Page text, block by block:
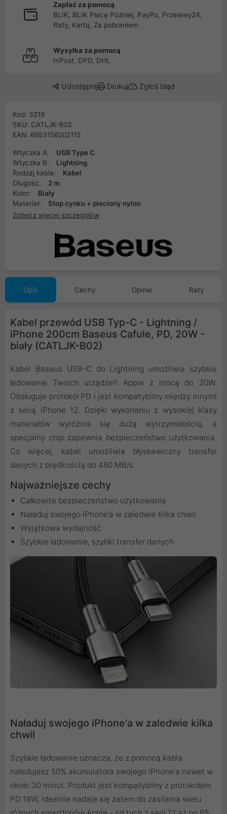
Zapłać za pomocą
BLIK, BLIK Płacę Później, PayPo, Przelewy24,
Raty, Kartą, Za pobraniem
Wysyłka za pomocą
InPost, DPD, DHL
Udostępnij Drukuj Zgłoś błąd
Kod: 3219
SKU: CATLJK-B02
EAN: 6953156202115
Wtyczka A:
USB Type C
Wtyczka B:
Lightning
Rodzaj kabla:
Kabel
Długość:
2 m
Kolor:
Biały
Materiał:
Stop cynku + pleciony nylon
Zobacz więcej szczegółów
Opis Cechy Opinie Raty
Kabel przewód USB Typ-C - Lightning /
iPhone 200cm Baseus Cafule, PD, 20W -
biały (CATLJK-B02)
Kabel Baseus USB-C do Lightning umożliwia szybkie
ładowanie Twoich urządzeń Apple z mocą do 20W.
Obsługuje protokół PD i jest kompatybilny między innymi
z serią iPhone 12. Dzięki wykonaniu z wysokiej klasy
materiałów wyróżnia się dużą wytrzymałością, a
specjalny chip zapewnia bezpieczeństwo użytkowania.
Co więcej, kabel umożliwia błyskawiczny transfer
danych z prędkością do 480 MB/s.
Najważniejsze cechy
Całkowite bezpieczeństwo użytkowania
Naładuj swojego iPhone’a w zaledwie kilka chwil
Wyjątkowa wydajność
Szybkie ładowanie, szybki transfer danych
Naładuj swojego iPhone'a w zaledwie kilka
chwil
Szybkie ładowanie oznacza, że z pomocą kabla
naładujesz 50% akumulatora swojego iPhone'a nawet w
około 30 minut. Produkt jest kompatybilny z protokołem
PD 18W, idealnie nadaje się zatem do zasilania wielu